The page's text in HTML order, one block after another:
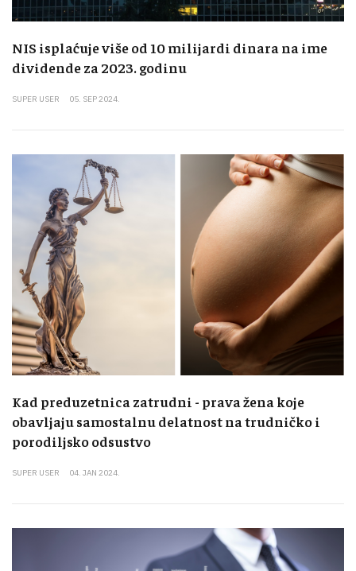
NIS isplaćuje više od 10 milijardi dinara na ime
dividende za 2023. godinu
SUPER USER 05. SEP 2024.
Kad preduzetnica zatrudni - prava žena koje
obavljaju samostalnu delatnost na trudničko i
porodiljsko odsustvo
SUPER USER 04. JAN 2024.